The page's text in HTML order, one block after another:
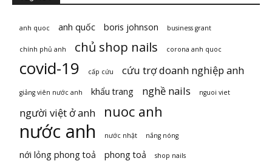
anh quoc anh quốc boris johnson business grant
chính phủ anh chủ shop nails corona anh quoc
covid-19 cấp cứu cứu trợ doanh nghiệp anh
giảng viên nước anh khẩu trang nghề nails nguoi viet
người việt ở anh nuoc anh
nước anh nước nhật nắng nóng
nới lỏng phong toả phong toả shop nails